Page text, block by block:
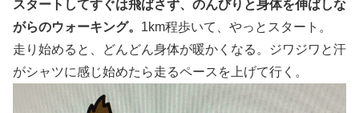
スタートしてすぐは飛ばさず、のんびりと身体を伸ばしな
がらのウォーキング。 1km程歩いて、やっとスタート。
走り始めると、どんどん身体が暖かくなる。ジワジワと汗
がシャツに感じ始めたら走るペースを上げて行く。